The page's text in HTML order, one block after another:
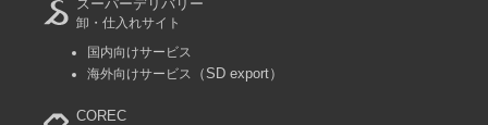
スーパーデリバリー
卸・仕入れサイト
国内向けサービス
海外向けサービス
（SD export）
COREC